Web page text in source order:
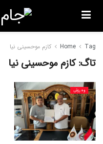
Home Tag کازم موحسینی نیا
تاگ:کازم موحسینی نیا
وەرزش